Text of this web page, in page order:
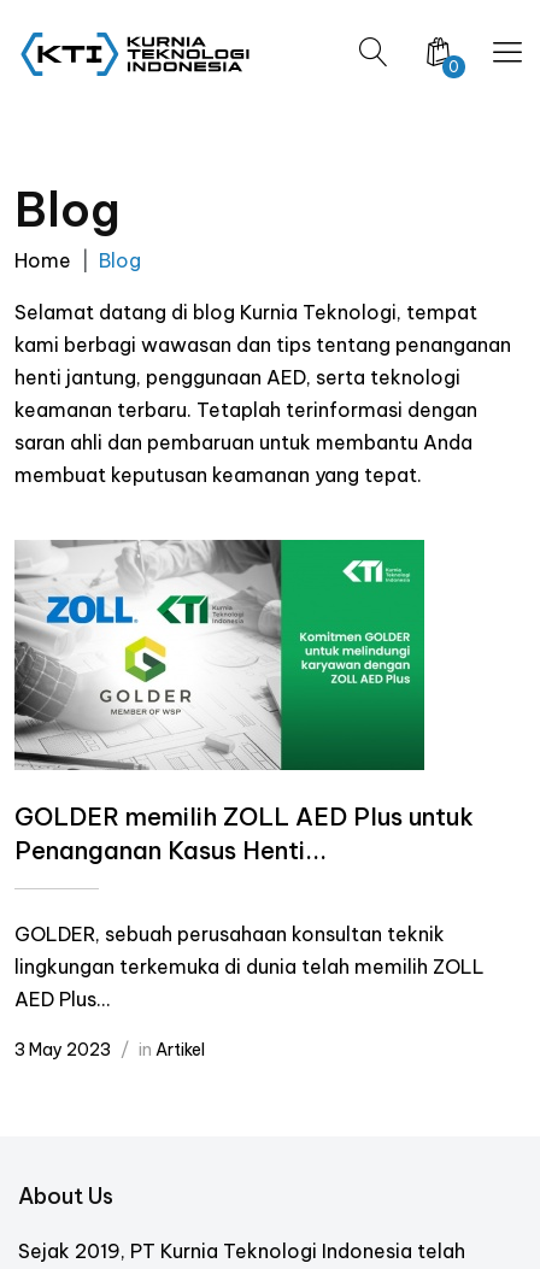
0
Blog
Home Blog
Selamat datang di blog Kurnia Teknologi, tempat
kami berbagi wawasan dan tips tentang penanganan
henti jantung, penggunaan AED, serta teknologi
keamanan terbaru. Tetaplah terinformasi dengan
saran ahli dan pembaruan untuk membantu Anda
membuat keputusan keamanan yang tepat.
GOLDER memilih ZOLL AED Plus untuk
Penanganan Kasus Henti...
GOLDER, sebuah perusahaan konsultan teknik
lingkungan terkemuka di dunia telah memilih ZOLL
AED Plus...
3 May 2023 in Artikel
About Us
Sejak 2019, PT Kurnia Teknologi Indonesia telah